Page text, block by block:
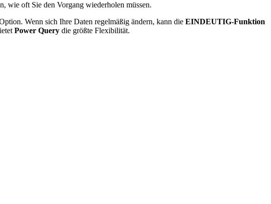
wie oft Sie den Vorgang wiederholen müssen.
Wenn sich Ihre Daten regelmäßig ändern, kann die EINDEUTIG-Funktion
Power Query die größte Flexibilität.